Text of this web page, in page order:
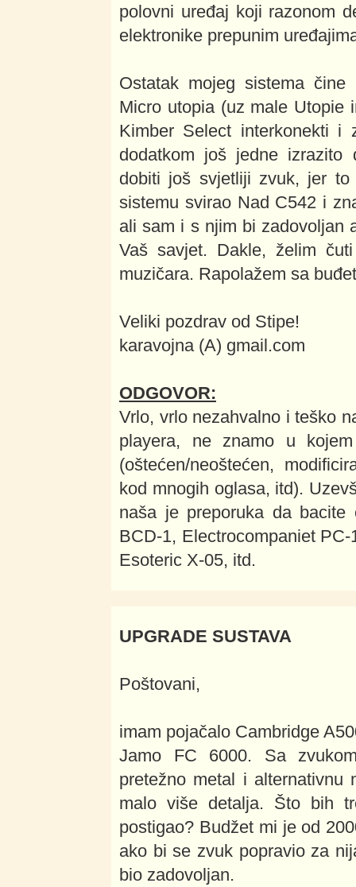
polovni uređaj koji razonom
elektronike prepunim
Ostatak mojeg sistema
Micro utopia (uz male Utopie
Kimber Select interkonekti
dodatkom još jedne izrazito
dobiti još svjetliji zvuk, jer
sistemu svirao Nad C542 i
ali sam i s njim bi zadovoljan
Vaš savjet. Dakle, želim
muzičara. Rapolažem sa
Veliki pozdrav od Stipe!
karavojna (A) gmail.com
ODGOVOR:
Vrlo, vrlo nezahvalno i teško
playera, ne znamo u
(oštećen/neoštećen,
kod mnogih oglasa, itd).
naša je preporuka da
BCD-1, Electrocompaniet
Esoteric X-05, itd.
UPGRADE SUSTAVA
Poštovani,
imam pojačalo Cambridge
Jamo FC 6000. Sa
pretežno metal i
malo više detalja. Što bih
postigao? Budžet mi je od
ako bi se zvuk popravio za
bio zadovoljan.